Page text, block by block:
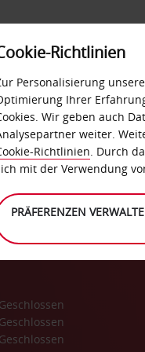
LOYALTY SELF-
Geschlossen
Geschlossen
Geschlossen
Richtlinien
Personalisierung
Ihrer
Wir geben auch
weiter.
Richtlinien. Durch
mit der Verwendung
PRÄFERENZEN